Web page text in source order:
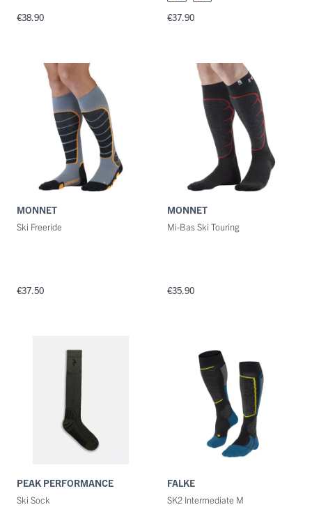
€38.90 €37.90
MONNET
Ski Freeride
€37.50
MONNET
Mi-Bas Ski Touring
€35.90
PEAK PERFORMANCE
Ski Sock
FALKE
SK2 Intermediate M